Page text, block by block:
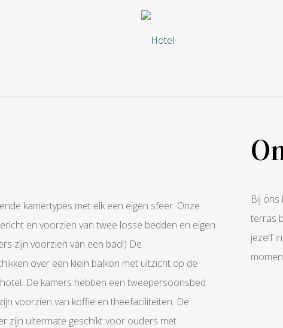
kamertypes met elk een eigen sfeer. Onze
en voorzien van twee losse bedden en eigen
zijn voorzien van een bad!) De
over een klein balkon met uitzicht op de
De kamers hebben een tweepersoonsbed
voorzien van koffie en theefaciliteiten. De
zijn uitermate geschikt voor ouders met
Bij
terras
jezelf